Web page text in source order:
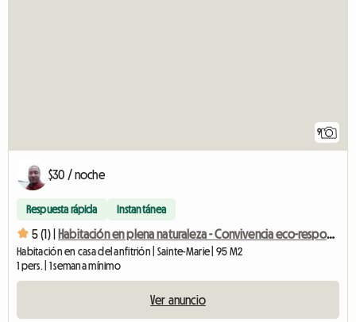
9
$30 / noche
Respuesta rápida Instantánea
5 (1) | Habitación en plena naturaleza - Convivencia eco-responsable
Habitación en casa del anfitrión | Sainte-Marie | 95 M2
1 pers. | 1 semana mínimo
Ver anuncio